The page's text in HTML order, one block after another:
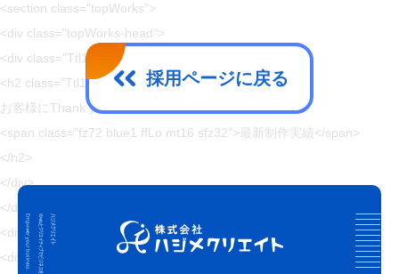
採用ページに戻る
<section class="topWorks">
<div class="topWorks-head">
<div class="Ttl1 topWorks-ttl">
<h2 class="Ttl1-txt fz32 fw6 blue4 sfz16">
お客様にThank you!
<span class="fz72 blue1 ffLo mt16 sfz32">最新制作実績</span>
</h2>
</div>
</div>
<div class="topWorks-body">
<div class="topWorks-img">